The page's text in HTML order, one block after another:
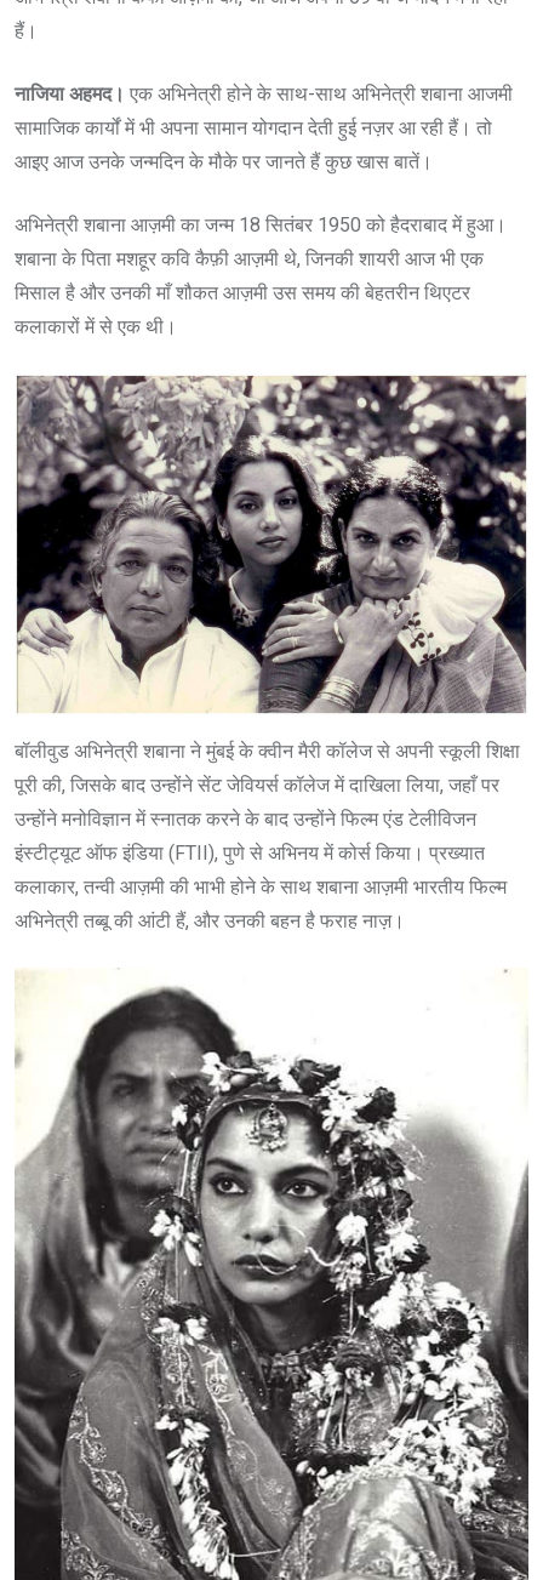
हैं।
नाजिया अहमद। एक अभिनेत्री होने के साथ-साथ अभिनेत्री शबाना आजमी
सामाजिक कार्यों में भी अपना सामान योगदान देती हुई नज़र आ रही हैं। तो
आइए आज उनके जन्मदिन के मौके पर जानते हैं कुछ खास बातें।
अभिनेत्री शबाना आज़मी का जन्म 18 सितंबर 1950 को हैदराबाद में हुआ।
शबाना के पिता मशहूर कवि कैफ़ी आज़मी थे, जिनकी शायरी आज भी एक
मिसाल है और उनकी माँ शौकत आज़मी उस समय की बेहतरीन थिएटर
कलाकारों में से एक थी।
बॉलीवुड अभिनेत्री शबाना ने मुंबई के क्वीन मैरी कॉलेज से अपनी स्कूली शिक्षा
पूरी की, जिसके बाद उन्होंने सेंट जेवियर्स कॉलेज में दाखिला लिया, जहाँ पर
उन्होंने मनोविज्ञान में स्नातक करने के बाद उन्होंने फिल्म एंड टेलीविजन
इंस्टीट्यूट ऑफ इंडिया (FTII), पुणे से अभिनय में कोर्स किया। प्रख्यात
कलाकार, तन्वी आज़मी की भाभी होने के साथ शबाना आज़मी भारतीय फिल्म
अभिनेत्री तब्बू की आंटी हैं, और उनकी बहन है फराह नाज़।